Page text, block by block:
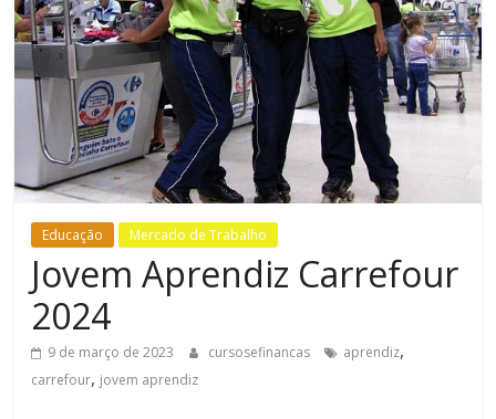
Estar
Educação Mercado de Trabalho
Jovem Aprendiz Carrefour
2024
9 de março de 2023 cursosefinancas aprendiz,
carrefour, jovem aprendiz